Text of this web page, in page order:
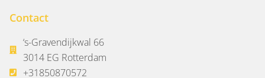
Contact
‘s-Gravendijkwal 66
3014 EG Rotterdam
+31850870572